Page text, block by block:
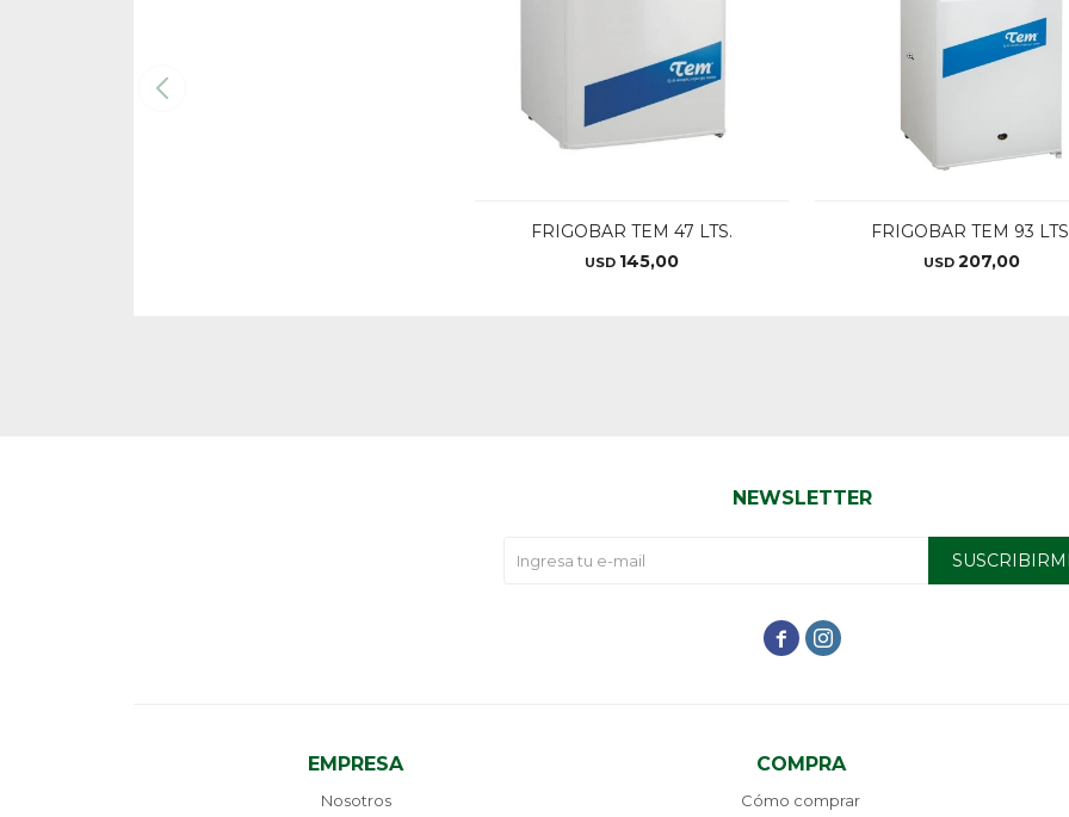
FRIGOBAR TEM 47 LTS.
USD 145,00
FRIGOBAR TEM 93
USD 207,00
EMPRESA
Nosotros
COMPRA
Cómo comprar
NEWSLETTER
 